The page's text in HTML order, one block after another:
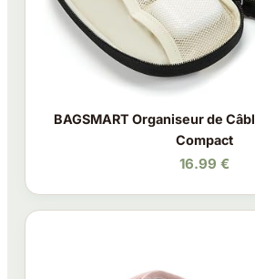
BAGSMART Organiseur de
Compact
16.99 €